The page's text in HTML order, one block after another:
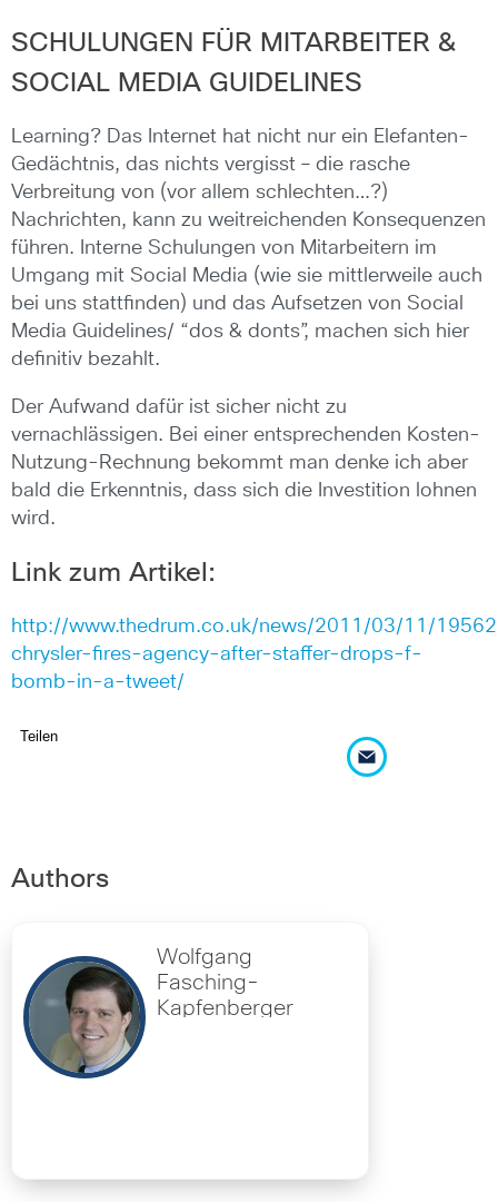
SCHULUNGEN FÜR MITARBEITER &
SOCIAL MEDIA GUIDELINES
Learning? Das Internet hat nicht nur ein Elefanten-
Gedächtnis, das nichts vergisst – die rasche
Verbreitung von (vor allem schlechten…?)
Nachrichten, kann zu weitreichenden Konsequenzen
führen. Interne Schulungen von Mitarbeitern im
Umgang mit Social Media (wie sie mittlerweile auch
bei uns stattfinden) und das Aufsetzen von Social
Media Guidelines/ “dos & donts”, machen sich hier
definitiv bezahlt.
Der Aufwand dafür ist sicher nicht zu
vernachlässigen. Bei einer entsprechenden Kosten-
Nutzung-Rechnung bekommt man denke ich aber
bald die Erkenntnis, dass sich die Investition lohnen
wird.
Link zum Artikel:
http://www.thedrum.co.uk/news/2011/03/11/
chrysler-fires-agency-after-staffer-drops-f-
bomb-in-a-tweet/
Teilen
Authors
Wolfgang
Fasching-
Kapfenberger